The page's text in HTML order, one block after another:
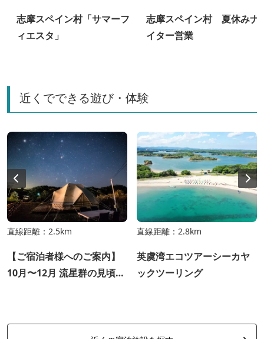
志摩スペイン村「サマーフ
ィエスタ」
志摩スペイン村 夏休みナ
イター営業
近くでできる遊び・体験
直線距離：2.5km
【ご宿泊者様へのご案内】
10月〜12月 流星群の見頃に
直線距離：2.8km
英虞湾エコツアーシーカヤ
ックツーリング